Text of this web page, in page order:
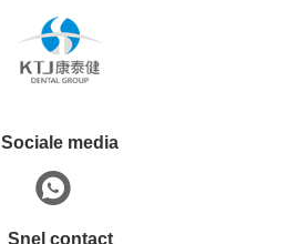
Sociale media
Snel contact